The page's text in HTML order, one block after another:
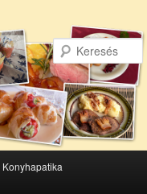
Konyhapatika